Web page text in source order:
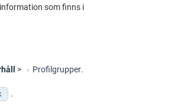
som finns i
> Profilgrupper.
.